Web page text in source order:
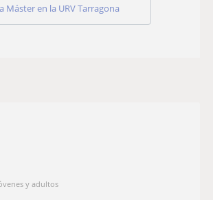
Máster en la URV Tarragona
y adultos